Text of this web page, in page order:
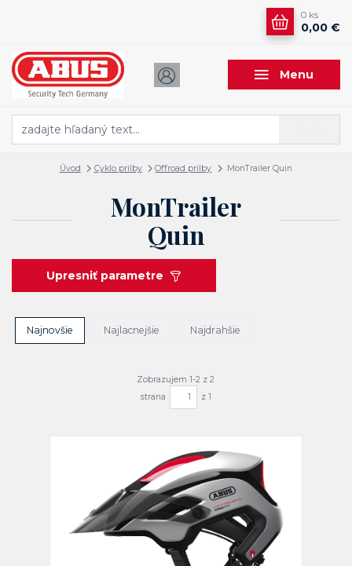
Menu
0 ks
0,00 €
Úvod Cyklo prilby Offroad prilby MonTrailer Quin
MonTrailer
Quin
Upresniť parametre
Najnovšie Najlacnejšie Najdrahšie
Zobrazujem 1-2 z 2
strana
z 1